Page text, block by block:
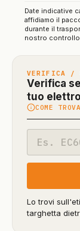
VERIFICA /
Verifica
tuo
COME
modello
Lo trovi
targhetta
Date indicative
affidiamo il
durante il
nostro